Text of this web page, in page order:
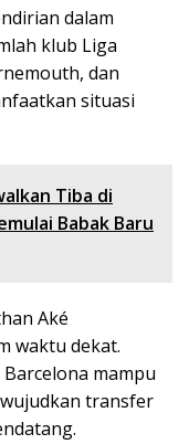
dalam
klub Liga
dan
situasi
Tiba di
Babak Baru
Aké
waktu dekat.
mampu
transfer